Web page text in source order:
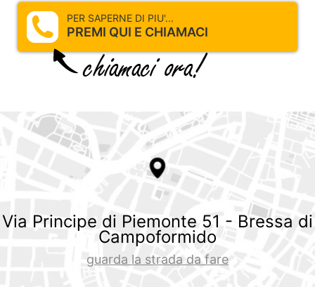
PER SAPERNE DI PIU'...
PREMI QUI E CHIAMACI
Via Principe di Piemonte 51 - Bressa di
Campoformido
guarda la strada da fare